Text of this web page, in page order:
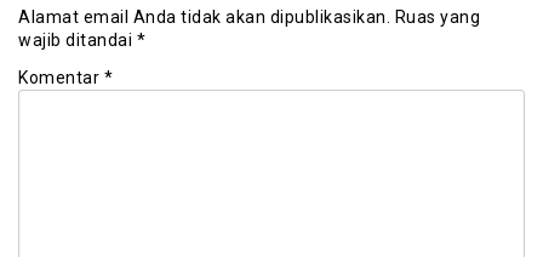
Alamat email Anda tidak akan dipublikasikan. Ruas yang
wajib ditandai *
Komentar *